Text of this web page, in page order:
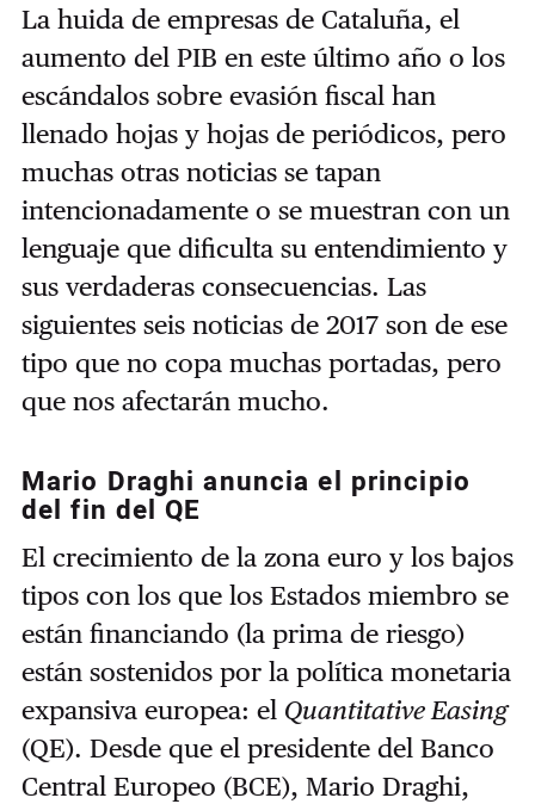
La huida de empresas de Cataluña, el
aumento del PIB en este último año o los
escándalos sobre evasión fiscal han
llenado hojas y hojas de periódicos, pero
muchas otras noticias se tapan
intencionadamente o se muestran con un
lenguaje que dificulta su entendimiento y
sus verdaderas consecuencias. Las
siguientes seis noticias de 2017 son de ese
tipo que no copa muchas portadas, pero
que nos afectarán mucho.
Mario Draghi anuncia el principio
del fin del QE
El crecimiento de la zona euro y los bajos
tipos con los que los Estados miembro se
están financiando (la prima de riesgo)
están sostenidos por la política monetaria
expansiva europea: el Quantitative Easing
(QE). Desde que el presidente del Banco
Central Europeo (BCE), Mario Draghi,